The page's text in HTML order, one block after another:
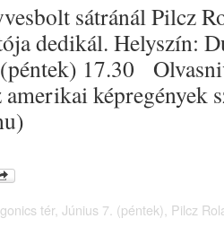
sátránál Pilcz
dedikál. Helyszín:
17.30
képregények
tér, Június 7. (péntek) Pilcz